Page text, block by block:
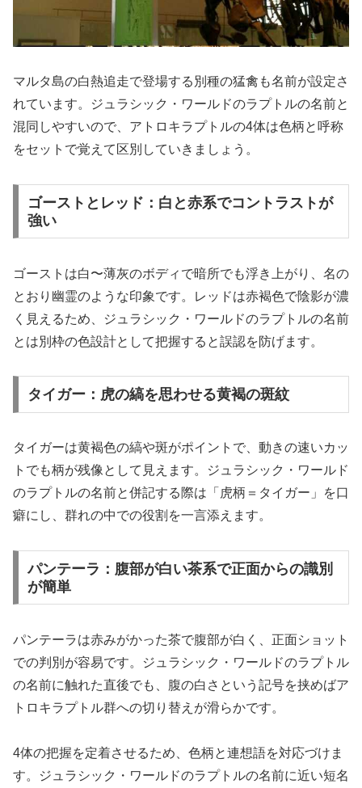
マルタ島の白熱追走で登場する別種の猛禽も名前が設定さ
れています。ジュラシック・ワールドのラプトルの名前と
混同しやすいので、アトロキラプトルの4体は色柄と呼称
をセットで覚えて区別していきましょう。
ゴーストとレッド：白と赤系でコントラストが
強い
ゴーストは白〜薄灰のボディで暗所でも浮き上がり、名の
とおり幽霊のような印象です。レッドは赤褐色で陰影が濃
く見えるため、ジュラシック・ワールドのラプトルの名前
とは別枠の色設計として把握すると誤認を防げます。
タイガー：虎の縞を思わせる黄褐の斑紋
タイガーは黄褐色の縞や斑がポイントで、動きの速いカッ
トでも柄が残像として見えます。ジュラシック・ワールド
のラプトルの名前と併記する際は「虎柄＝タイガー」を口
癖にし、群れの中での役割を一言添えます。
パンテーラ：腹部が白い茶系で正面からの識別
が簡単
パンテーラは赤みがかった茶で腹部が白く、正面ショット
での判別が容易です。ジュラシック・ワールドのラプトル
の名前に触れた直後でも、腹の白さという記号を挟めばア
トロキラプトル群への切り替えが滑らかです。
4体の把握を定着させるため、色柄と連想語を対応づけま
す。ジュラシック・ワールドのラプトルの名前に近い短名